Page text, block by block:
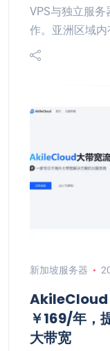
VPS与独立服
作。亚洲区域
新加坡服务器
AkileCloud
￥169/年，
大带宽